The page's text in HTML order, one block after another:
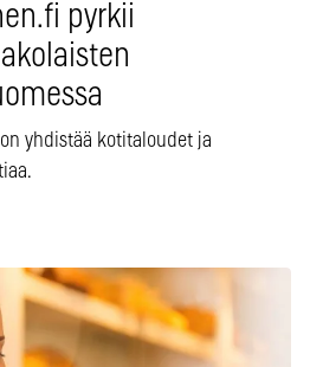
pyrkii
yhdistää kotitaloudet ja